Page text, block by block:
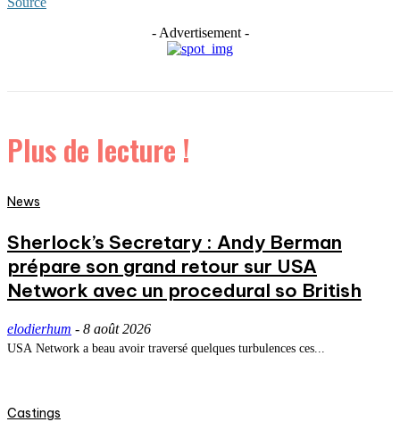
- Advertisement -
Plus de lecture !
News
Sherlock’s Secretary : Andy Berman
prépare son grand retour sur USA
Network avec un procedural so British
elodierhum - 8 août 2026
USA Network a beau avoir traversé quelques turbulences ces...
Castings